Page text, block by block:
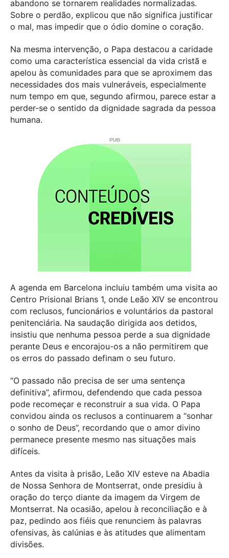
abandono se tornarem realidades normalizadas.
Sobre o perdão, explicou que não significa justificar
o mal, mas impedir que o ódio domine o coração.
Na mesma intervenção, o Papa destacou a caridade
como uma característica essencial da vida cristã e
apelou às comunidades para que se aproximem das
necessidades dos mais vulneráveis, especialmente
num tempo em que, segundo afirmou, parece estar a
perder-se o sentido da dignidade sagrada da pessoa
humana.
A agenda em Barcelona incluiu também uma visita ao
Centro Prisional Brians 1, onde Leão XIV se encontrou
com reclusos, funcionários e voluntários da pastoral
penitenciária. Na saudação dirigida aos detidos,
insistiu que nenhuma pessoa perde a sua dignidade
perante Deus e encorajou-os a não permitirem que
os erros do passado definam o seu futuro.
“O passado não precisa de ser uma sentença
definitiva”, afirmou, defendendo que cada pessoa
pode recomeçar e reconstruir a sua vida. O Papa
convidou ainda os reclusos a continuarem a “sonhar
o sonho de Deus”, recordando que o amor divino
permanece presente mesmo nas situações mais
difíceis.
Antes da visita à prisão, Leão XIV esteve na Abadia
de Nossa Senhora de Montserrat, onde presidiu à
oração do terço diante da imagem da Virgem de
Montserrat. Na ocasião, apelou à reconciliação e à
paz, pedindo aos fiéis que renunciem às palavras
ofensivas, às calúnias e às atitudes que alimentam
divisões.